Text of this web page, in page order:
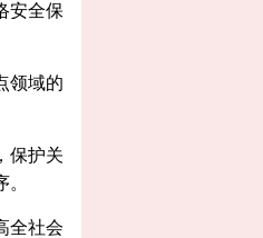
安全保
领域的
保护关
全社会